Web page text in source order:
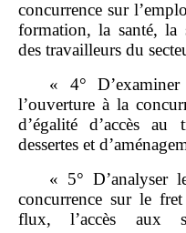
concurrence sur
formation, la santé, la
des travailleurs du
« 4°
l’ouverture à la
d’égalité d’accès
dessertes et
« 5° D’analyser
concurrence sur le
flux, l’accès aux